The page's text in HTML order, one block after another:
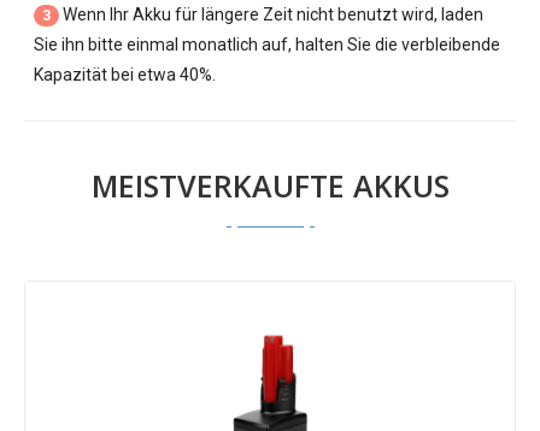
3
Wenn Ihr Akku für längere Zeit nicht benutzt wird, laden
Sie ihn bitte einmal monatlich auf, halten Sie die verbleibende
Kapazität bei etwa 40%.
MEISTVERKAUFTE AKKUS